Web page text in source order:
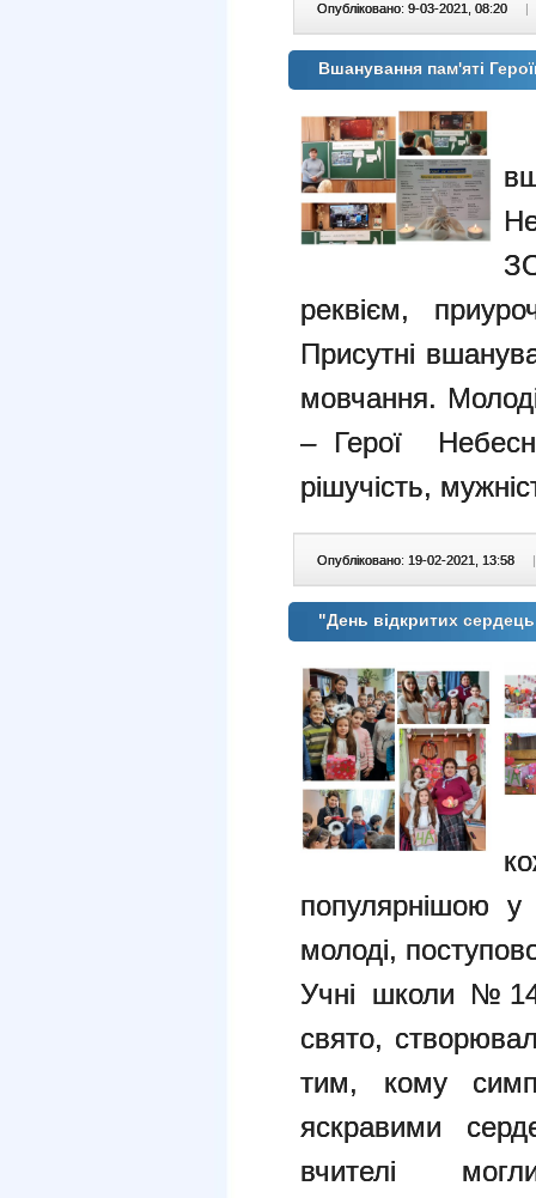
Опубліковано: 9-03-2021, 08:20 |
Вшанування пам'яті
реквієм,
Присутні
мовчання.
– Герої
рішучість,
Опубліковано: 19-02-2021, 13:58 |
"День відкритих
популярнішою у
молоді,
Учні школи
свято,
тим, кому
яскравими
вчителі